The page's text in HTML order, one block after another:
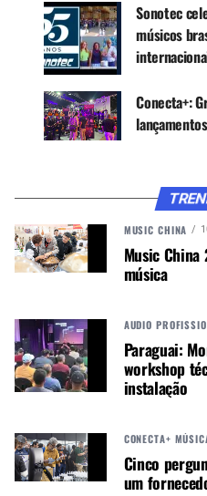
CONTINUE ACOMPANHANDO
Receba novas matérias
WhatsApp e no Google
“A participação da
Música Brasil 2026
Recebemos clientes,
fortalecendo
oportunidades de
Sonotec
músicos
Conecta+:
MUSIC CHINA
Music
música
AUDIO
Paraguai:
workshop
instalação
CONECTA+
Cinco
um